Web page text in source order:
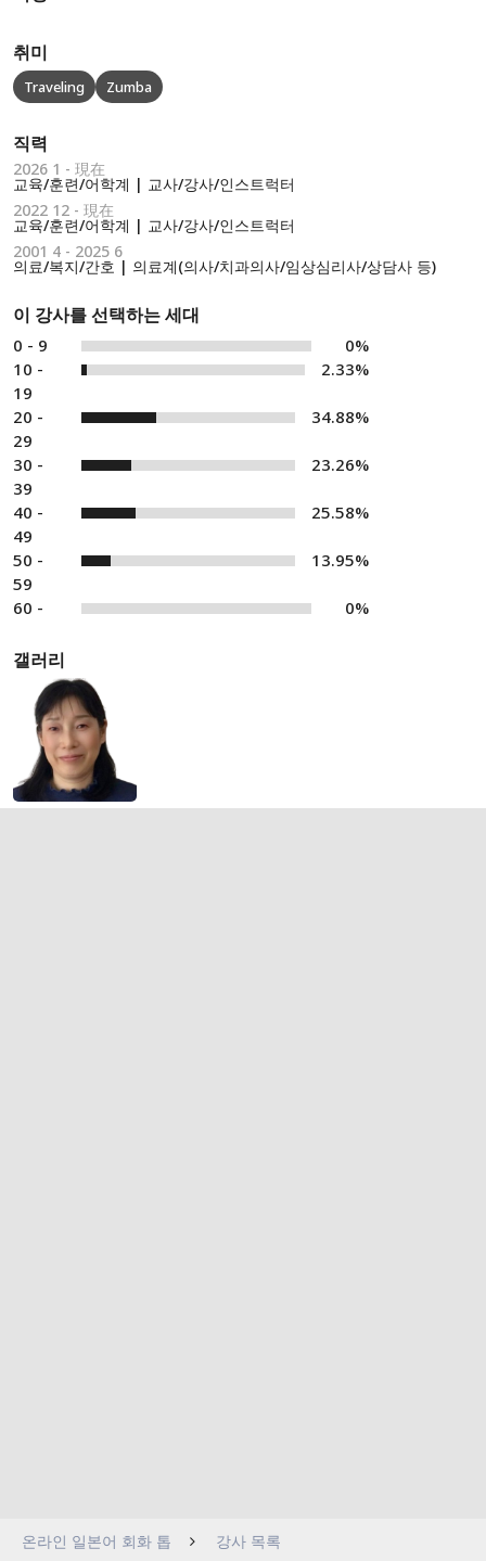
취미
Traveling Zumba
직력
2026 1 - 現在
교육/훈련/어학계 | 교사/강사/인스트럭터
2022 12 - 現在
교육/훈련/어학계 | 교사/강사/인스트럭터
2001 4 - 2025 6
의료/복지/간호 | 의료계(의사/치과의사/임상심리사/상담사 등)
이 강사를 선택하는 세대
0 - 9
0%
10 -
19
2.33%
20 -
29
34.88%
30 -
39
23.26%
40 -
49
25.58%
50 -
59
13.95%
60 - 0%
갤러리
온라인 일본어 회화 톱
강사 목록